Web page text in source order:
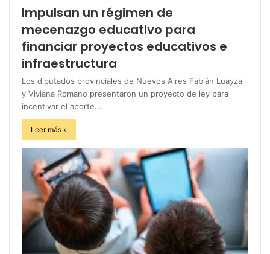
Impulsan un régimen de
mecenazgo educativo para
financiar proyectos educativos e
infraestructura
Los diputados provinciales de Nuevos Aires Fabián Luayza
y Viviana Romano presentaron un proyecto de ley para
incentivar el aporte…
Leer más »